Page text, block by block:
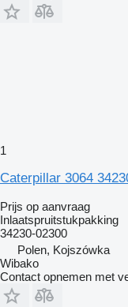
1
Caterpillar 3064
Prijs op aanvraag
Inlaatspruitstukpakking
34230-02300
Polen, Kojszówka
Wibako
Contact opnemen met